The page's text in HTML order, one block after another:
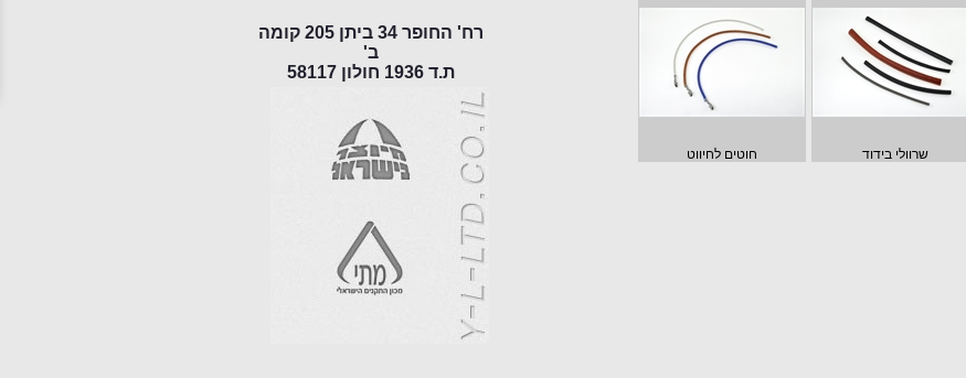
רח' החופר 34 ביתן 205 קומה
ב'
ת.ד 1936 חולון 58117
שרוולי בידוד חוטים לחיווט